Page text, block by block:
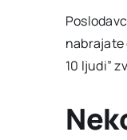
nabrajate
10 ljudi”